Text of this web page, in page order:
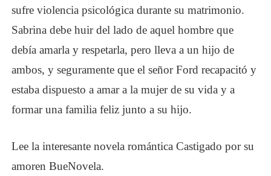
sufre violencia psicológica durante su matrimonio.
Sabrina debe huir del lado de aquel hombre que
debía amarla y respetarla, pero lleva a un hijo de
ambos, y seguramente que el señor Ford recapacitó y
estaba dispuesto a amar a la mujer de su vida y a
formar una familia feliz junto a su hijo.
Lee la interesante novela romántica Castigado por su
amorenBueNovela.